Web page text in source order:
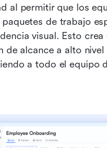
al permitir que los
paquetes de trabajo
visual. Esto crea
de alcance a alto nivel
a todo el equipo